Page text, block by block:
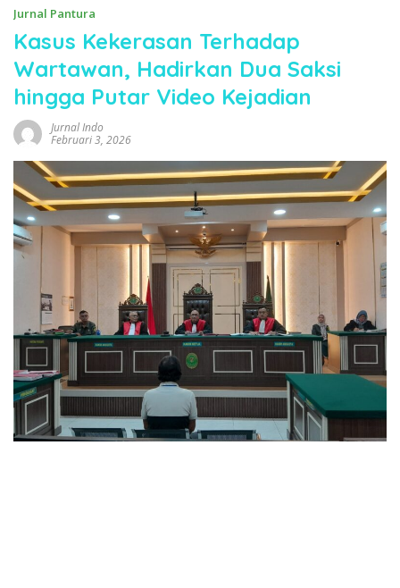
Jurnal Pantura
Kasus Kekerasan Terhadap
Wartawan, Hadirkan Dua Saksi
hingga Putar Video Kejadian
Jurnal Indo
Februari 3, 2026